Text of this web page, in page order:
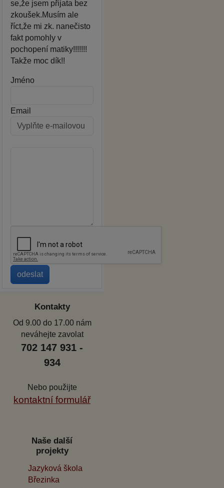
se,že jsem přijata bez
zkoušek.Musím ale
říct,že mi zk. nanečisto
fakt pomohly v
pochopení matiky!!!!!!!
Takže moc dík!!
Jméno
Email
Kontakty
Od 9.00 do 17.00 nám
neváhejte zavolat
702 147 931 -
934
Nebo použijte
kontaktní formulář
Naše další
projekty
Jazyková škola
Březinka